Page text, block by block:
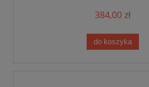
384,00 zł
do koszyka